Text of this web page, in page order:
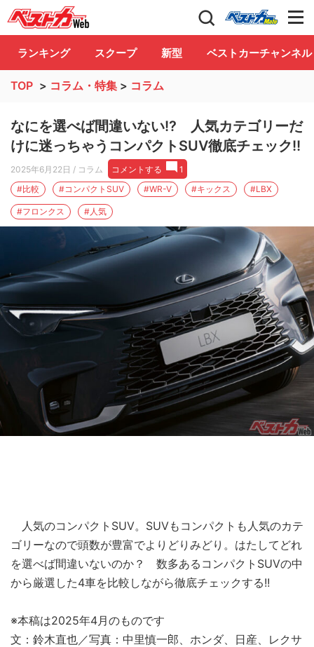
自動車情報誌「ベストカー」 Club
ランキング スクープ 新型 ベストカーチャンネル
TOP > コラム・特集 > コラム
なにを選べば間違いない!? 人気カテゴリーだ
けに迷っちゃうコンパクトSUV徹底チェック!!
2025年6月22日 / コラム コメントする
1
#比較
#コンパクトSUV #WR-V #キックス #LBX
#フロンクス #人気
人気のコンパクトSUV。SUVもコンパクトも人気のカテ
ゴリーなので頭数が豊富でよりどりみどり。はたしてどれ
を選べば間違いないのか？ 数多あるコンパクトSUVの中
から厳選した4車を比較しながら徹底チェックする!!
※本稿は2025年4月のものです
文：鈴木直也／写真：中里慎一郎、ホンダ、日産、レクサ